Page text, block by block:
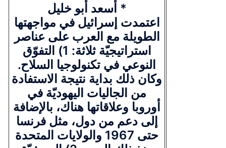
أسعد أبو خليل *
اعتمدت إسرائيل في مواجهتها
الطويلة مع العرب على عناصر
استراتيجيّة ثلاثة: 1) التفوّق
النوعي في تكنولوجيا السلاح.
وكان ذلك بداية نتيجة الاستفادة
من الجاليات اليهوديّة في
أوروبا وعلاقاتها هناك، بالإضافة
إلى دعم من دول، مثل فرنسا
حتى 1967 والولايات المتحدة